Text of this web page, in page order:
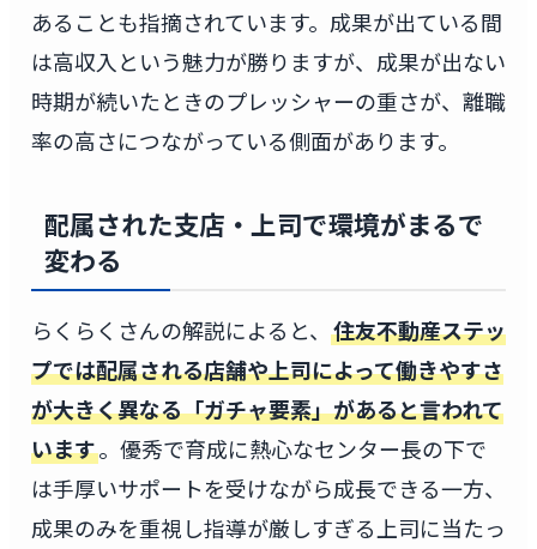
あることも指摘されています。成果が出ている間
は高収入という魅力が勝りますが、成果が出ない
時期が続いたときのプレッシャーの重さが、離職
率の高さにつながっている側面があります。
配属された支店・上司で環境がまるで
変わる
らくらくさんの解説によると、 住友不動産ステッ
プでは配属される店舗や上司によって働きやすさ
が大きく異なる「ガチャ要素」があると言われて
います。優秀で育成に熱心なセンター長の下で
は手厚いサポートを受けながら成長できる一方、
成果のみを重視し指導が厳しすぎる上司に当たっ